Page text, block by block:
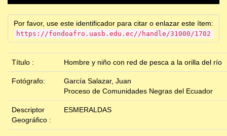
Por favor, use este identificador para citar o enlazar este ítem:
https://fondoafro.uasb.edu.ec//handle/31000/1702
Título : Hombre y niño con red de pesca a la orilla del río
Fotógrafo:
García Salazar, Juan
Proceso de Comunidades Negras del Ecuador
Descriptor
Geográfico :
ESMERALDAS